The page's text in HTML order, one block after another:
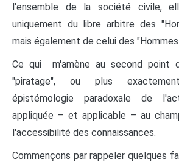
l'ensemble de la société civile,
uniquement du libre arbitre des
mais également de celui des
Ce qui m'amène au second
"piratage", ou plus
épistémologie paradoxale de
appliquée – et applicable – au
l'accessibilité des connaissances.
Commençons par rappeler quelques